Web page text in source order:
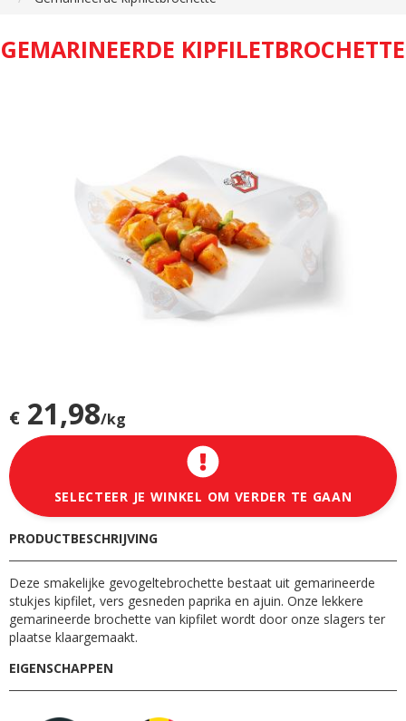
GEMARINEERDE KIPFILETBROCHETTE
€ 21,98/kg
SELECTEER JE WINKEL OM VERDER TE GAAN
PRODUCTBESCHRIJVING
Deze smakelijke gevogeltebrochette bestaat uit gemarineerde
stukjes kipfilet, vers gesneden paprika en ajuin. Onze lekkere
gemarineerde brochette van kipfilet wordt door onze slagers ter
plaatse klaargemaakt.
EIGENSCHAPPEN